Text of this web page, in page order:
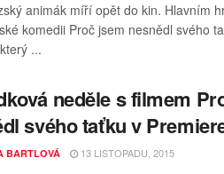
animák míří opět do kin. Hlavním
komedii Proč jsem nesnědl svého
...
neděle s filmem
svého taťku v
BARTLOVÁ 13 LISTOPADU, 2015